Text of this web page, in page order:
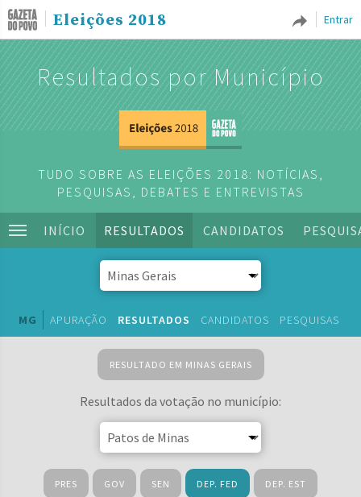
Entrar
Eleições 2018
Resultados por Município
TUDO SOBRE AS ELEIÇÕES 2018: NOTÍCIAS,
PESQUISAS, DEBATES E ENTREVISTAS
INÍCIO RESULTADOS CANDIDATOS
MG APURAÇÃO RESULTADOS CANDIDATOS PESQUISAS
RESULTADO EM MINAS GERAIS
Resultados da votação no município:
PRES GOV SEN DEP. FED DEP. EST